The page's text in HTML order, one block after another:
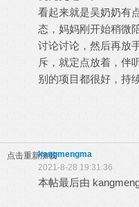
看起来就是吴奶奶有
态，妈妈刚开始稍微
讨论讨论，然后再放
斥，就定点放着，伴
别的项目都很好，持
点击重新加载kangmengma
2021-8-28 19:31:36
本帖最后由